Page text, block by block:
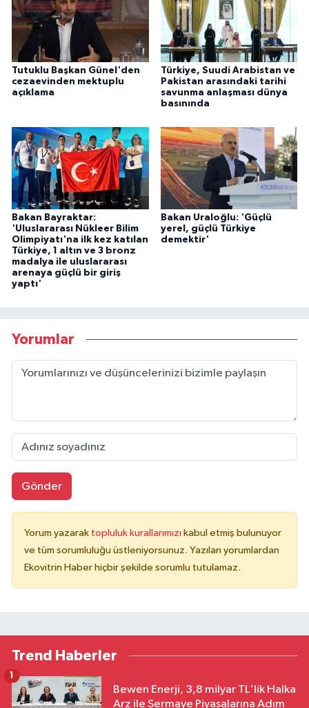
Tutuklu Başkan Günel'den
cezaevinden mektuplu
açıklama
Türkiye, Suudi Arabistan ve
Pakistan arasındaki tarihi
savunma anlaşması dünya
basınında
Bakan Bayraktar:
'Uluslararası Nükleer Bilim
Olimpiyatı'na ilk kez katılan
Türkiye, 1 altın ve 3 bronz
madalya ile uluslararası
arenaya güçlü bir giriş
yaptı'
Bakan Uraloğlu: 'Güçlü
yerel, güçlü Türkiye
demektir'
Yorumlar
Gönder
Yorum yazarak topluluk kurallarımızı kabul etmiş bulunuyor
ve tüm sorumluluğu üstleniyorsunuz. Yazılan yorumlardan
Ekovitrin Haber hiçbir şekilde sorumlu tutulamaz.
Trend Haberler
Bewen Enerji, 3,8 milyar TL'lik Halka
Arz ile Sermaye Piyasalarına Adım
1